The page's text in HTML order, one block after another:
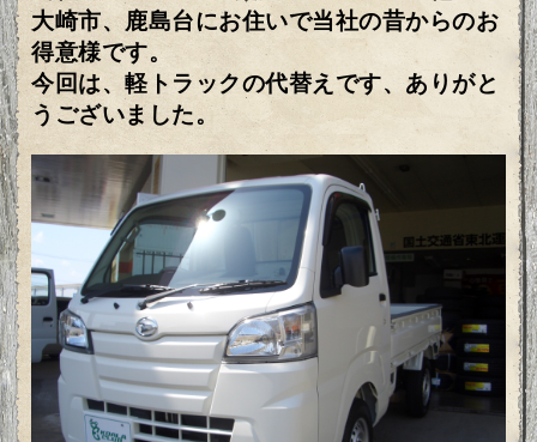
大崎市、鹿島台にお住いで当社の昔からのお
得意様です。
今回は、軽トラックの代替えです、ありがと
うございました。